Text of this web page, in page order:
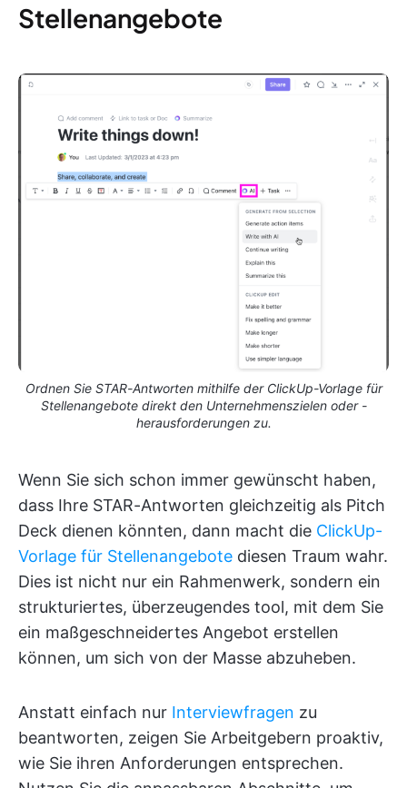
Stellenangebote
Ordnen Sie STAR-Antworten mithilfe der ClickUp-Vorlage für
Stellenangebote direkt den Unternehmenszielen oder -
herausforderungen zu.
Wenn Sie sich schon immer gewünscht haben,
dass Ihre STAR-Antworten gleichzeitig als Pitch
Deck dienen könnten, dann macht die ClickUp-
Vorlage für Stellenangebote diesen Traum wahr.
Dies ist nicht nur ein Rahmenwerk, sondern ein
strukturiertes, überzeugendes tool, mit dem Sie
ein maßgeschneidertes Angebot erstellen
können, um sich von der Masse abzuheben.
Anstatt einfach nur Interviewfragen zu
beantworten, zeigen Sie Arbeitgebern proaktiv,
wie Sie ihren Anforderungen entsprechen.